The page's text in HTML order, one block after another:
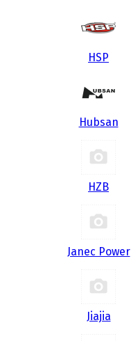
HSP
Hubsan
HZB
Janec Power
Jiajia